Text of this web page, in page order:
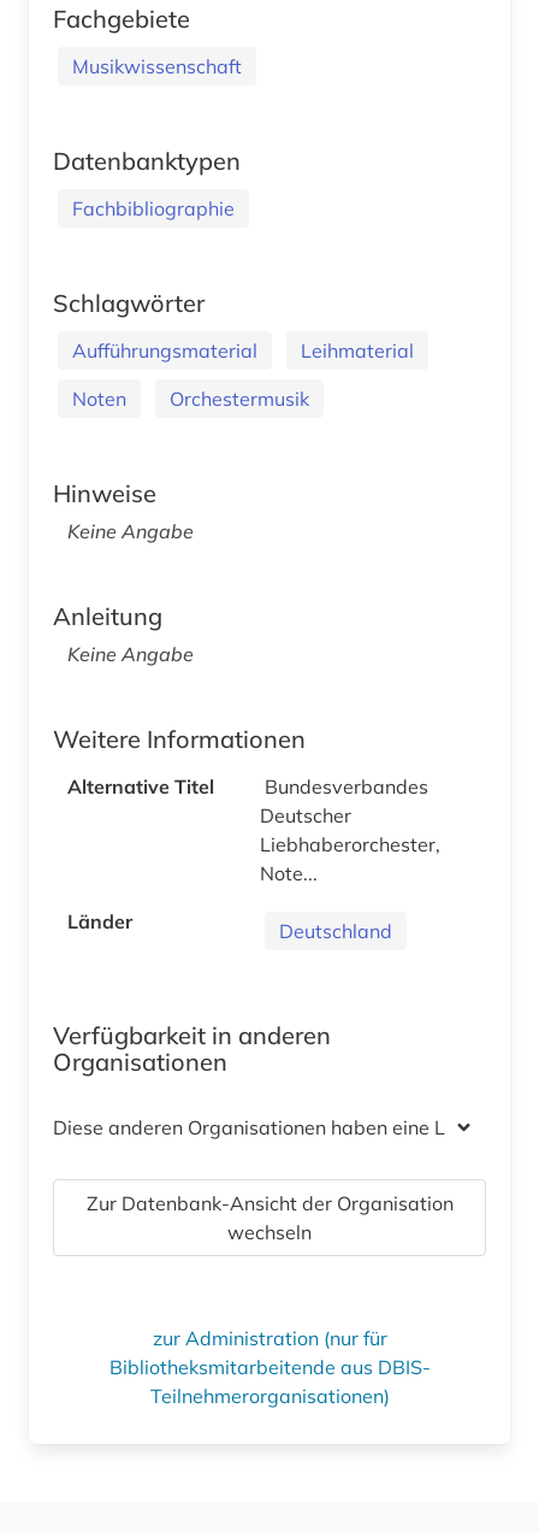
Fachgebiete
Musikwissenschaft
Datenbanktypen
Fachbibliographie
Schlagwörter
Aufführungsmaterial
Leihmaterial
Noten
Orchestermusik
Hinweise
Keine Angabe
Anleitung
Keine Angabe
Weitere Informationen
Alternative Titel
Bundesverbandes
Deutscher
Liebhaberorchester,
Note...
Länder
Deutschland
Verfügbarkeit in anderen
Organisationen
Diese anderen Organisationen haben eine Lizenz
Zur Datenbank-Ansicht der Organisation
wechseln
zur Administration (nur für
Bibliotheksmitarbeitende aus DBIS-
Teilnehmerorganisationen)